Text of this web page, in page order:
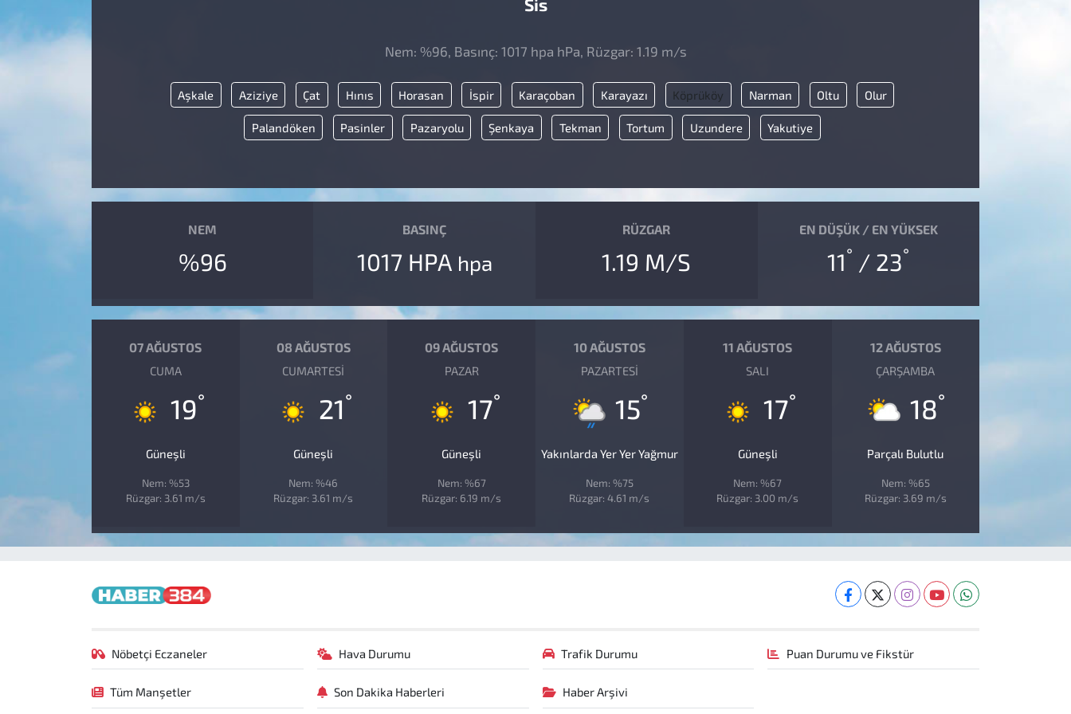
Sis
Nem: %96, Basınç: 1017 hpa hPa, Rüzgar: 1.19 m/s
Aşkale Aziziye Çat Hınıs Horasan İspir Karaçoban Karayazı Köprüköy Narman Oltu Olur
Palandöken Pasinler Pazaryolu Şenkaya Tekman Tortum Uzundere Yakutiye
NEM
%96
BASINÇ
1017 HPA hpa
RÜZGAR
1.19 M/S
EN DÜŞÜK / EN YÜKSEK
11° / 23°
07 AĞUSTOS
CUMA
19°
Güneşli
Nem: %53
Rüzgar: 3.61 m/s
08 AĞUSTOS
CUMARTESI
21°
Güneşli
Nem: %46
Rüzgar: 3.61 m/s
09 AĞUSTOS
PAZAR
17°
Güneşli
Nem: %67
Rüzgar: 6.19 m/s
10 AĞUSTOS
PAZARTESI
15°
Yakınlarda Yer Yer Yağmur
Nem: %75
Rüzgar: 4.61 m/s
11 AĞUSTOS
SALI
17°
Güneşli
Nem: %67
Rüzgar: 3.00 m/s
12 AĞUSTOS
ÇARŞAMBA
18°
Parçalı Bulutlu
Nem: %65
Rüzgar: 3.69 m/s
Nöbetçi Eczaneler Hava Durumu Trafik Durumu Puan Durumu ve Fikstür
Tüm Manşetler Son Dakika Haberleri Haber Arşivi